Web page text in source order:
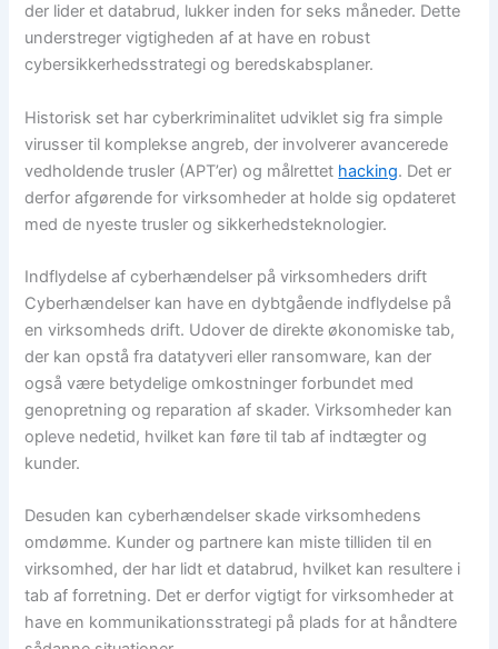
der lider et databrud, lukker inden for seks måneder. Dette
understreger vigtigheden af at have en robust
cybersikkerhedsstrategi og beredskabsplaner.
Historisk set har cyberkriminalitet udviklet sig fra simple
virusser til komplekse angreb, der involverer avancerede
vedholdende trusler (APT’er) og målrettet hacking. Det er
derfor afgørende for virksomheder at holde sig opdateret
med de nyeste trusler og sikkerhedsteknologier.
Indflydelse af cyberhændelser på virksomheders drift
Cyberhændelser kan have en dybtgående indflydelse på
en virksomheds drift. Udover de direkte økonomiske tab,
der kan opstå fra datatyveri eller ransomware, kan der
også være betydelige omkostninger forbundet med
genopretning og reparation af skader. Virksomheder kan
opleve nedetid, hvilket kan føre til tab af indtægter og
kunder.
Desuden kan cyberhændelser skade virksomhedens
omdømme. Kunder og partnere kan miste tilliden til en
virksomhed, der har lidt et databrud, hvilket kan resultere i
tab af forretning. Det er derfor vigtigt for virksomheder at
have en kommunikationsstrategi på plads for at håndtere